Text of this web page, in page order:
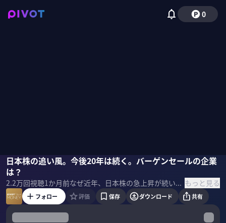
0
日本株の追い風。今後20年は続く。バーゲンセールの企業
は？
2.2万回視聴1か月前 なぜ近年、日本株の急上昇が続いているのか？いつまで続くのか？AI半導体以外にも注目のセクター・企業はあるのか？りそなアセットマネジメントの井浦氏チーフ・ファンド・マネージャーに聞いた。 ＜ゲスト＞ 井浦広樹｜りそなアセットマネジメント株式会社 /株式運用部 チーフ・ファンド・マネージャー ＜目次＞ もっと見る
井浦広樹佐々木紀彦
フォロー 評価 保存 ダウンロード 共有